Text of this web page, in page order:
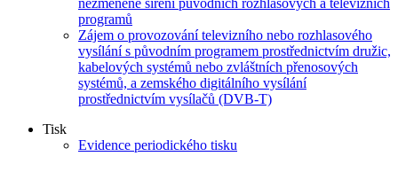
nezměněné šíření původních rozhlasových a televizních
programů
Zájem o provozování televizního nebo rozhlasového
vysílání s původním programem prostřednictvím družic,
kabelových systémů nebo zvláštních přenosových
systémů, a zemského digitálního vysílání
prostřednictvím vysílačů (DVB-T)
Tisk
Evidence periodického tisku